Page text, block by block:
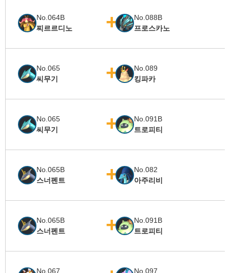
No.064B
찌르르디노
No.088B
프로스카노
No.065
씨무기
No.089
킹파카
No.065
씨무기
No.091B
트로피티
No.065B
스너펜트
No.082
아주리비
No.065B
스너펜트
No.091B
트로피티
No.067
No.097